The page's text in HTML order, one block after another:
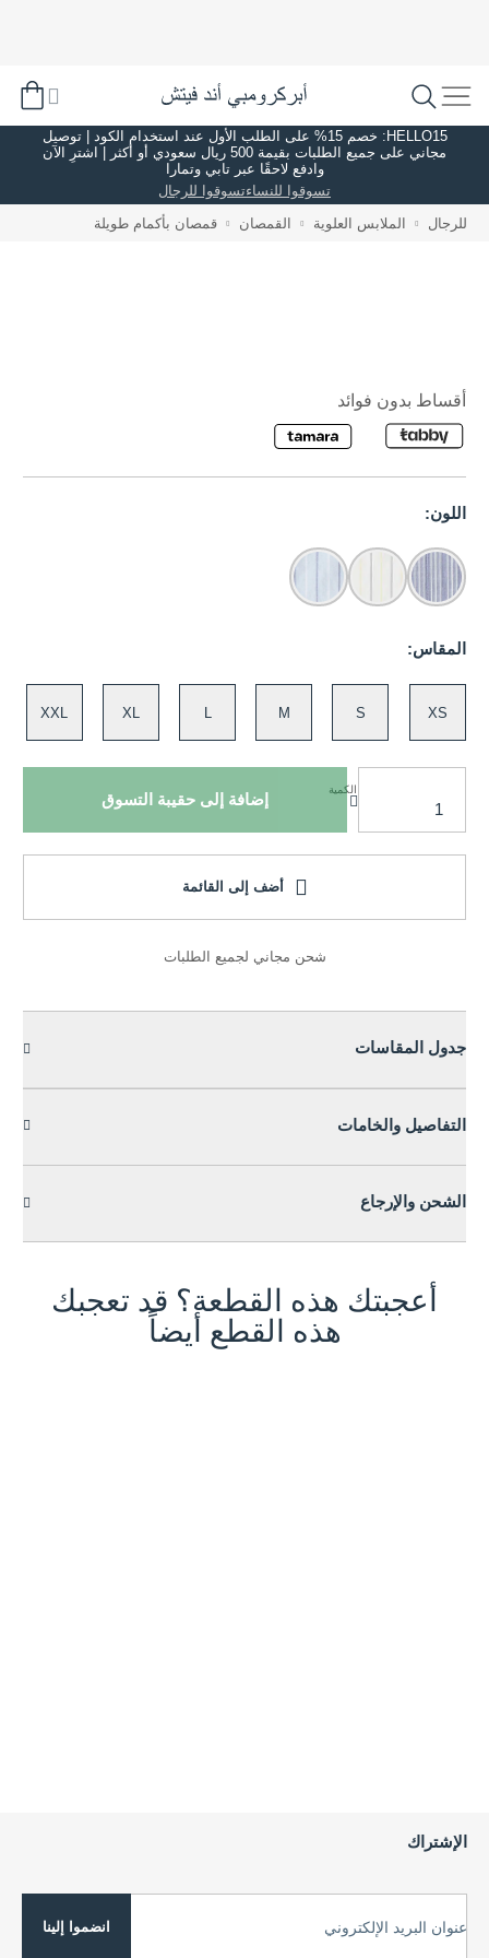
HELLO15: خصم 15% على الطلب الأول عند استخدام الكود | توصيل
مجاني على جميع الطلبات بقيمة 500 ريال سعودي أو أكثر | اشترِ الآن
وادفع لاحقًا عبر تابي وتمارا
تسوقوا للنساءتسوقوا للرجال
للرجال الملابس العلوية القمصان قمصان بأكمام طويلة
أقساط بدون فوائد
اللون:
المقاس:
XS
S
M
XL
XXL
الكمية
إضافة إلى حقيبة التسوق
أضف إلى القائمة
شحن مجاني لجميع الطلبات
جدول المقاسات
التفاصيل والخامات
الشحن والإرجاع
أعجبتك هذه القطعة؟ قد تعجبك
هذه القطع أيضاً
الإشتراك
عنوان البريد الإلكتروني انضموا إلينا